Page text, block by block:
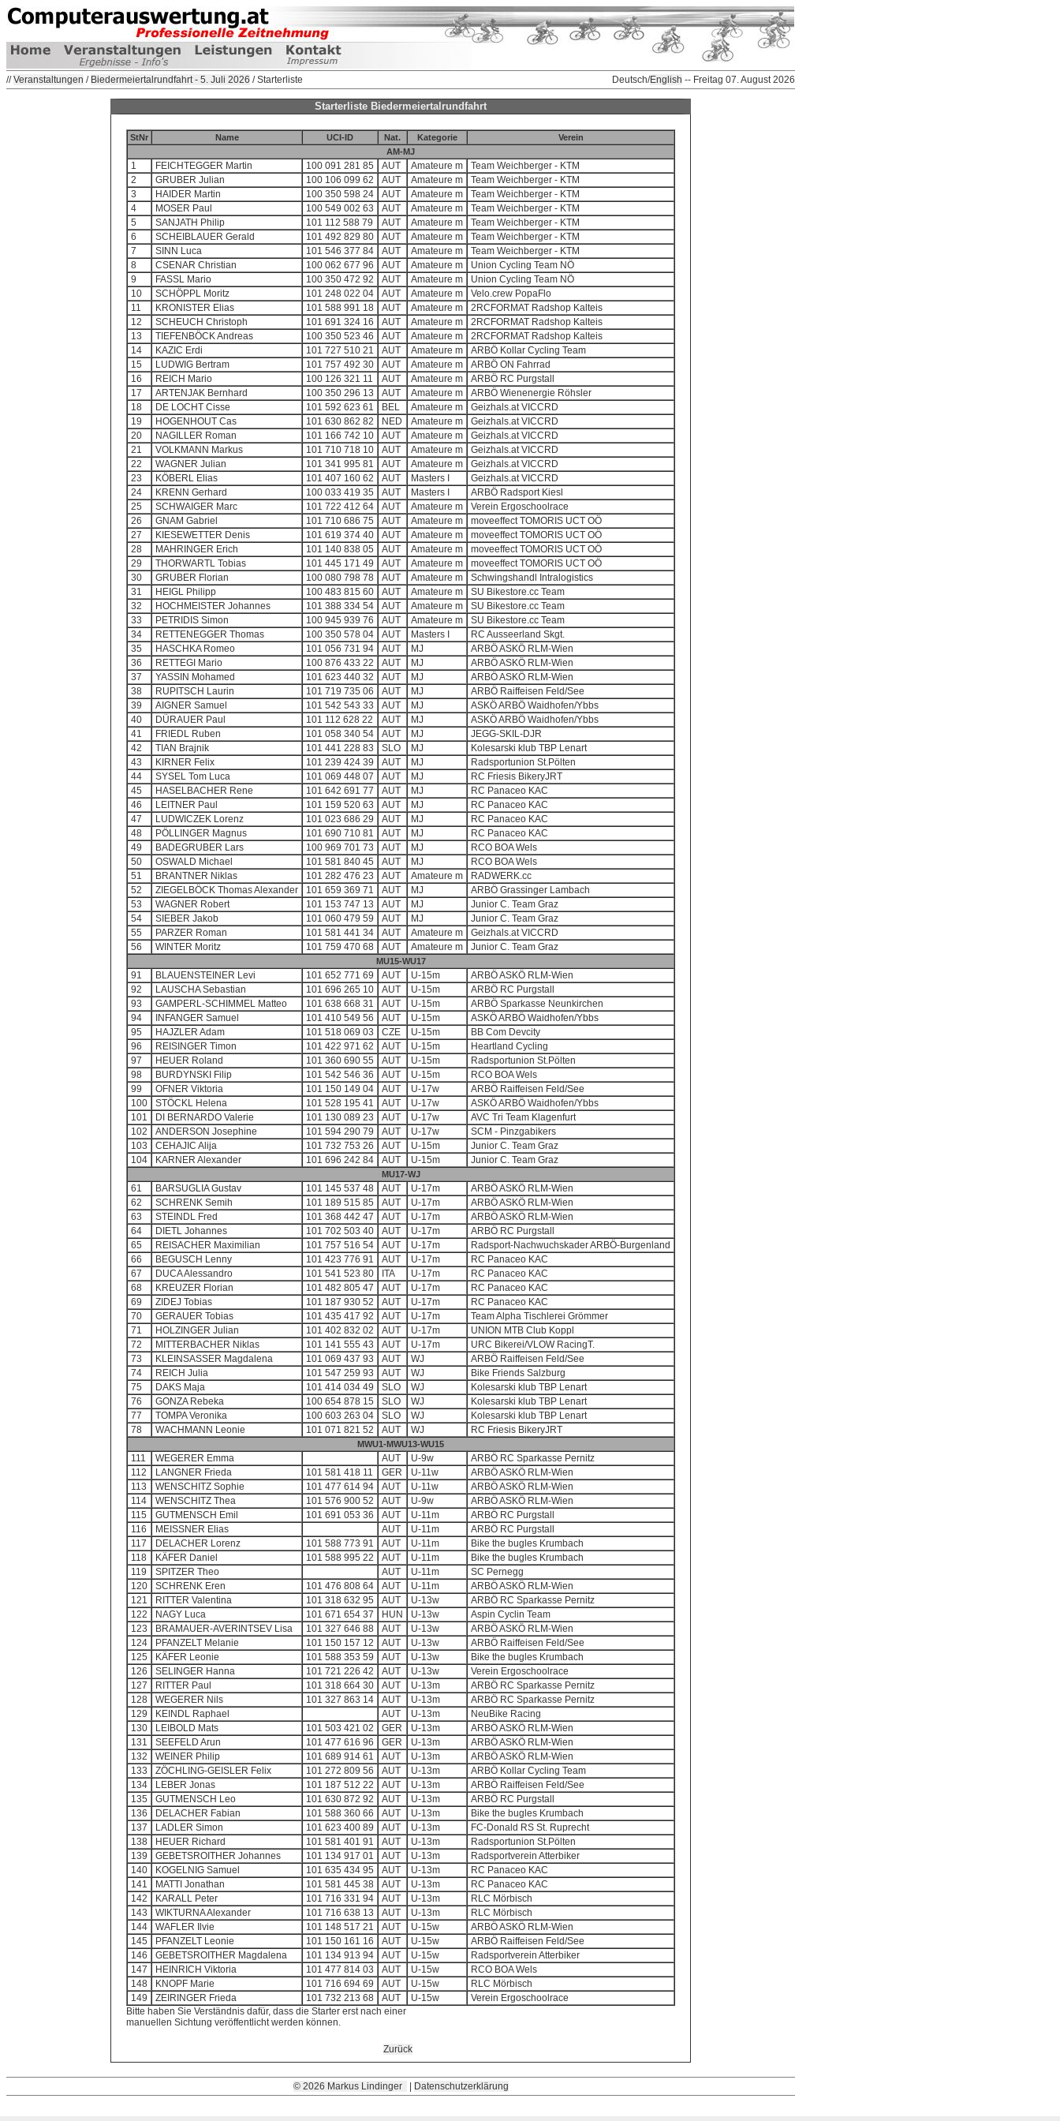
//Veranstaltungen / Biedermeiertalrundfahrt - 5. Juli 2026 / Starterliste Deutsch/English -- Freitag 07. August 2026
Starterliste Biedermeiertalrundfahrt
StNr Name UCI-ID Nat. Kategorie
Verein
AM-MJ
1 FEICHTEGGER Martin 100 091 281 85 AUT Amateure m
Team Weichberger - KTM
2
GRUBER Julian 100 106 099 62 AUT Amateure m
Team Weichberger - KTM
3
HAIDER Martin 100 350 598 24 AUT Amateure m
Team Weichberger - KTM
4
MOSER Paul 100 549 002 63 AUT Amateure m
Team Weichberger - KTM
5
SANJATH Philip 101 112 588 79 AUT Amateure m
Team Weichberger - KTM
6
SCHEIBLAUER Gerald 101 492 829 80 AUT Amateure m
Team Weichberger - KTM
7
SINN Luca 101 546 377 84 AUT Amateure m
Team Weichberger - KTM
8
CSENAR Christian 100 062 677 96 AUT Amateure m
Union Cycling Team NÖ
9
FASSL Mario 100 350 472 92 AUT Amateure m
Union Cycling Team NÖ
10
SCHÖPPL Moritz 101 248 022 04 AUT Amateure m
Velo.crew PopaFlo
11
KRONISTER Elias 101 588 991 18 AUT Amateure m
2RCFORMAT Radshop Kalteis
12
SCHEUCH Christoph 101 691 324 16 AUT Amateure m
2RCFORMAT Radshop Kalteis
13
TIEFENBÖCK Andreas 100 350 523 46 AUT Amateure m
2RCFORMAT Radshop Kalteis
14
KAZIC Erdi 101 727 510 21 AUT Amateure m
ARBÖ Kollar Cycling Team
15
LUDWIG Bertram 101 757 492 30 AUT Amateure m
ARBÖ ON Fahrrad
16
REICH Mario 100 126 321 11 AUT Amateure m
ARBÖ RC Purgstall
17
ARTENJAK Bernhard 100 350 296 13 AUT Amateure m
ARBÖ Wienenergie Röhsler
18
DE LOCHT Cisse 101 592 623 61 BEL Amateure m
Geizhals.at VICCRD
19
HOGENHOUT Cas 101 630 862 82 NED Amateure m
Geizhals.at VICCRD
20
NAGILLER Roman 101 166 742 10 AUT Amateure m
Geizhals.at VICCRD
21
VOLKMANN Markus 101 710 718 10 AUT Amateure m
Geizhals.at VICCRD
22
WAGNER Julian 101 341 995 81 AUT Amateure m
Geizhals.at VICCRD
23
KÖBERL Elias 101 407 160 62 AUT Masters I
Geizhals.at VICCRD
24
KRENN Gerhard 100 033 419 35 AUT Masters I
ARBÖ Radsport Kiesl
25
SCHWAIGER Marc 101 722 412 64 AUT Amateure m
Verein Ergoschoolrace
26
GNAM Gabriel 101 710 686 75 AUT Amateure m
moveeffect TOMORIS UCT OÖ
27
KIESEWETTER Denis 101 619 374 40 AUT Amateure m
moveeffect TOMORIS UCT OÖ
28
MAHRINGER Erich 101 140 838 05 AUT Amateure m
moveeffect TOMORIS UCT OÖ
29
THORWARTL Tobias 101 445 171 49 AUT Amateure m
moveeffect TOMORIS UCT OÖ
30
GRUBER Florian 100 080 798 78 AUT Amateure m
Schwingshandl Intralogistics
31
HEIGL Philipp 100 483 815 60 AUT Amateure m
SU Bikestore.cc Team
32
HOCHMEISTER Johannes 101 388 334 54 AUT Amateure m
SU Bikestore.cc Team
33
PETRIDIS Simon 100 945 939 76 AUT Amateure m
SU Bikestore.cc Team
34
RETTENEGGER Thomas 100 350 578 04 AUT Masters I
RC Ausseerland Skgt.
35
HASCHKA Romeo 101 056 731 94 AUT MJ
ARBÖ ASKÖ RLM-Wien
36
RETTEGI Mario 100 876 433 22 AUT MJ
ARBÖ ASKÖ RLM-Wien
37
YASSIN Mohamed 101 623 440 32 AUT MJ
ARBÖ ASKÖ RLM-Wien
38
RUPITSCH Laurin 101 719 735 06 AUT MJ
ARBÖ Raiffeisen Feld/See
39
AIGNER Samuel 101 542 543 33 AUT MJ
ASKÖ ARBÖ Waidhofen/Ybbs
40
DÜRAUER Paul 101 112 628 22 AUT MJ
ASKÖ ARBÖ Waidhofen/Ybbs
41
FRIEDL Ruben 101 058 340 54 AUT MJ
JEGG-SKIL-DJR
42
TIAN Brajnik 101 441 228 83 SLO MJ
Kolesarski klub TBP Lenart
43
KIRNER Felix 101 239 424 39 AUT MJ
Radsportunion St.Pölten
44
SYSEL Tom Luca 101 069 448 07 AUT MJ
RC Friesis BikeryJRT
45
HASELBACHER Rene 101 642 691 77 AUT MJ
RC Panaceo KAC
46
LEITNER Paul 101 159 520 63 AUT MJ
RC Panaceo KAC
47
LUDWICZEK Lorenz 101 023 686 29 AUT MJ
RC Panaceo KAC
48
PÖLLINGER Magnus 101 690 710 81 AUT MJ
RC Panaceo KAC
49
BADEGRUBER Lars 100 969 701 73 AUT MJ
RCO BOA Wels
50
OSWALD Michael 101 581 840 45 AUT MJ
RCO BOA Wels
51
BRANTNER Niklas 101 282 476 23 AUT Amateure m
RADWERK.cc
52
ZIEGELBÖCK Thomas Alexander 101 659 369 71 AUT MJ
ARBÖ Grassinger Lambach
53
WAGNER Robert 101 153 747 13 AUT MJ
Junior C. Team Graz
54
SIEBER Jakob 101 060 479 59 AUT MJ
Junior C. Team Graz
55
PARZER Roman 101 581 441 34 AUT Amateure m
Geizhals.at VICCRD
56
WINTER Moritz 101 759 470 68 AUT Amateure m Junior C. Team Graz
MU15-WU17
91 BLAUENSTEINER Levi 101 652 771 69 AUT U-15m
ARBÖ ASKÖ RLM-Wien
92
LAUSCHA Sebastian 101 696 265 10 AUT U-15m
ARBÖ RC Purgstall
93
GAMPERL-SCHIMMEL Matteo 101 638 668 31 AUT U-15m
ARBÖ Sparkasse Neunkirchen
94
INFANGER Samuel 101 410 549 56 AUT U-15m
ASKÖ ARBÖ Waidhofen/Ybbs
95
HAJZLER Adam 101 518 069 03 CZE U-15m
BB Com Devcity
96
REISINGER Timon 101 422 971 62 AUT U-15m
Heartland Cycling
97
HEUER Roland 101 360 690 55 AUT U-15m
Radsportunion St.Pölten
98
BURDYNSKI Filip 101 542 546 36 AUT U-15m
RCO BOA Wels
99
OFNER Viktoria 101 150 149 04 AUT U-17w
ARBÖ Raiffeisen Feld/See
100
STÖCKL Helena 101 528 195 41 AUT U-17w
ASKÖ ARBÖ Waidhofen/Ybbs
101
DI BERNARDO Valerie 101 130 089 23 AUT U-17w
AVC Tri Team Klagenfurt
102
ANDERSON Josephine 101 594 290 79 AUT U-17w
SCM - Pinzgabikers
103
CEHAJIC Alija 101 732 753 26 AUT U-15m
Junior C. Team Graz
104
KARNER Alexander 101 696 242 84 AUT U-15m Junior C. Team Graz
MU17-WJ
61 BARSUGLIA Gustav 101 145 537 48 AUT U-17m
ARBÖ ASKÖ RLM-Wien
62
SCHRENK Semih 101 189 515 85 AUT U-17m
ARBÖ ASKÖ RLM-Wien
63
STEINDL Fred 101 368 442 47 AUT U-17m
ARBÖ ASKÖ RLM-Wien
64
DIETL Johannes 101 702 503 40 AUT U-17m
ARBÖ RC Purgstall
65
REISACHER Maximilian 101 757 516 54 AUT U-17m
Radsport-Nachwuchskader ARBÖ-Burgenland
66
BEGUSCH Lenny 101 423 776 91 AUT U-17m
RC Panaceo KAC
67
DUCA Alessandro 101 541 523 80 ITA U-17m
RC Panaceo KAC
68
KREUZER Florian 101 482 805 47 AUT U-17m
RC Panaceo KAC
69
ZIDEJ Tobias 101 187 930 52 AUT U-17m
RC Panaceo KAC
70
GERAUER Tobias 101 435 417 92 AUT U-17m
Team Alpha Tischlerei Grömmer
71
HOLZINGER Julian 101 402 832 02 AUT U-17m
UNION MTB Club Koppl
72
MITTERBACHER Niklas 101 141 555 43 AUT U-17m
URC Bikerei/VLOW RacingT.
73
KLEINSASSER Magdalena 101 069 437 93 AUT WJ
ARBÖ Raiffeisen Feld/See
74
REICH Julia 101 547 259 93 AUT WJ
Bike Friends Salzburg
75
DAKS Maja 101 414 034 49 SLO WJ
Kolesarski klub TBP Lenart
76
GONZA Rebeka 100 654 878 15 SLO WJ
Kolesarski klub TBP Lenart
77
TOMPA Veronika 100 603 263 04 SLO WJ
Kolesarski klub TBP Lenart
78
WACHMANN Leonie 101 071 821 52 AUT WJ RC Friesis BikeryJRT
MWU1-MWU13-WU15
111 WEGERER Emma AUT U-9w
ARBÖ RC Sparkasse Pernitz
112
LANGNER Frieda 101 581 418 11 GER U-11w
ARBÖ ASKÖ RLM-Wien
113
WENSCHITZ Sophie 101 477 614 94 AUT U-11w
ARBÖ ASKÖ RLM-Wien
114
WENSCHITZ Thea 101 576 900 52 AUT U-9w
ARBÖ ASKÖ RLM-Wien
115
GUTMENSCH Emil 101 691 053 36 AUT U-11m
ARBÖ RC Purgstall
116
MEISSNER Elias AUT U-11m
ARBÖ RC Purgstall
117
DELACHER Lorenz 101 588 773 91 AUT U-11m
Bike the bugles Krumbach
118
KÄFER Daniel 101 588 995 22 AUT U-11m
Bike the bugles Krumbach
119
SPITZER Theo AUT U-11m
SC Pernegg
120
SCHRENK Eren 101 476 808 64 AUT U-11m
ARBÖ ASKÖ RLM-Wien
121
RITTER Valentina 101 318 632 95 AUT U-13w
ARBÖ RC Sparkasse Pernitz
122
NAGY Luca 101 671 654 37 HUN U-13w
Aspin Cyclin Team
123
BRAMAUER-AVERINTSEV Lisa 101 327 646 88 AUT U-13w
ARBÖ ASKÖ RLM-Wien
124
PFANZELT Melanie 101 150 157 12 AUT U-13w
ARBÖ Raiffeisen Feld/See
125
KÄFER Leonie 101 588 353 59 AUT U-13w
Bike the bugles Krumbach
126
SELINGER Hanna 101 721 226 42 AUT U-13w
Verein Ergoschoolrace
127
RITTER Paul 101 318 664 30 AUT U-13m
ARBÖ RC Sparkasse Pernitz
128
WEGERER Nils 101 327 863 14 AUT U-13m
ARBÖ RC Sparkasse Pernitz
129
KEINDL Raphael AUT U-13m
NeuBike Racing
130
LEIBOLD Mats 101 503 421 02 GER U-13m
ARBÖ ASKÖ RLM-Wien
131
SEEFELD Arun 101 477 616 96 GER U-13m
ARBÖ ASKÖ RLM-Wien
132
WEINER Philip 101 689 914 61 AUT U-13m
ARBÖ ASKÖ RLM-Wien
133
ZÖCHLING-GEISLER Felix 101 272 809 56 AUT U-13m
ARBÖ Kollar Cycling Team
134
LEBER Jonas 101 187 512 22 AUT U-13m
ARBÖ Raiffeisen Feld/See
135
GUTMENSCH Leo 101 630 872 92 AUT U-13m
ARBÖ RC Purgstall
136
DELACHER Fabian 101 588 360 66 AUT U-13m
Bike the bugles Krumbach
137
LADLER Simon 101 623 400 89 AUT U-13m
FC-Donald RS St. Ruprecht
138
HEUER Richard 101 581 401 91 AUT U-13m
Radsportunion St.Pölten
139
GEBETSROITHER Johannes 101 134 917 01 AUT U-13m
Radsportverein Atterbiker
140
KOGELNIG Samuel 101 635 434 95 AUT U-13m
RC Panaceo KAC
141
MATTI Jonathan 101 581 445 38 AUT U-13m
RC Panaceo KAC
142
KARALL Peter 101 716 331 94 AUT U-13m
RLC Mörbisch
143
WIKTURNA Alexander 101 716 638 13 AUT U-13m
RLC Mörbisch
144
WAFLER Ilvie 101 148 517 21 AUT U-15w
ARBÖ ASKÖ RLM-Wien
145
PFANZELT Leonie 101 150 161 16 AUT U-15w
ARBÖ Raiffeisen Feld/See
146
GEBETSROITHER Magdalena 101 134 913 94 AUT U-15w
Radsportverein Atterbiker
147
HEINRICH Viktoria 101 477 814 03 AUT U-15w
RCO BOA Wels
148
KNOPF Marie 101 716 694 69 AUT U-15w
RLC Mörbisch
149
ZEIRINGER Frieda 101 732 213 68 AUT U-15w
Verein Ergoschoolrace
Bitte haben Sie Verständnis dafür, dass die Starter erst nach einer
manuellen Sichtung veröffentlicht werden können.
Zurück
© 2026 Markus Lindinger Datenschutzerklärung